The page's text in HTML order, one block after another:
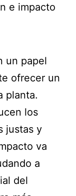
e impacto
un papel
ofrecer un
planta.
los
justas y
va
a
del